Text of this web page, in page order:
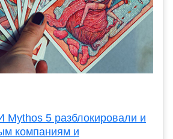
5 разблокировали и
компаниям и